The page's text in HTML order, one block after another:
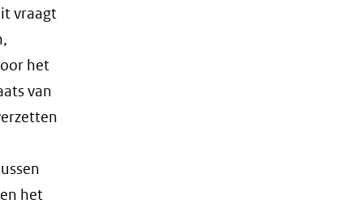
vraagt
het
van
het